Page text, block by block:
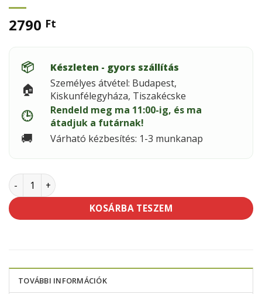
2790 Ft
📦 Készleten - gyors szállítás
🏠
Személyes átvétel: Budapest,
Kiskunfélegyháza, Tiszakécske
🕒
Rendeld meg ma 11:00-ig, és ma
átadjuk a futárnak!
🚚 Várható kézbesítés: 1-3 munkanap
schuller 12cm tengeri szivacs mennyiség
KOSÁRBA TESZEM
TOVÁBBI INFORMÁCIÓK